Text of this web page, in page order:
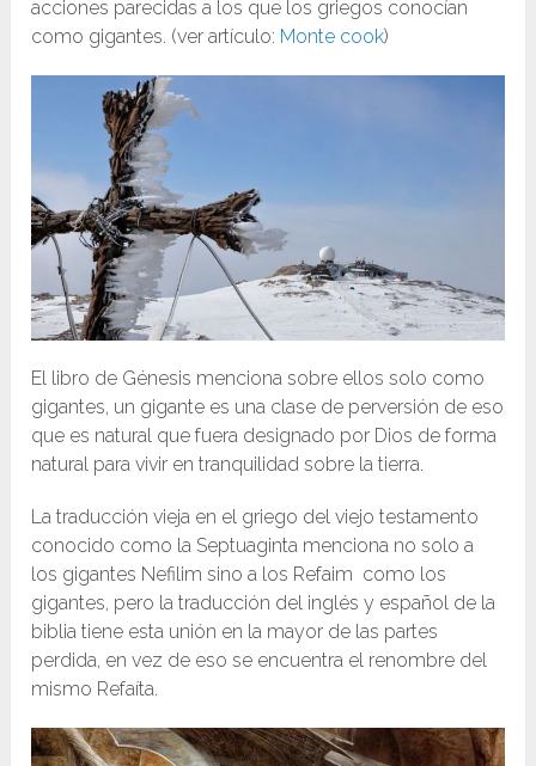
acciones parecidas a los que los griegos conocían
como gigantes. (ver artículo: Monte cook)
El libro de Génesis menciona sobre ellos solo como
gigantes, un gigante es una clase de perversión de eso
que es natural que fuera designado por Dios de forma
natural para vivir en tranquilidad sobre la tierra.
La traducción vieja en el griego del viejo testamento
conocido como la Septuaginta menciona no solo a
los gigantes Nefilim sino a los Refaim como los
gigantes, pero la traducción del inglés y español de la
biblia tiene esta unión en la mayor de las partes
perdida, en vez de eso se encuentra el renombre del
mismo Refaíta.